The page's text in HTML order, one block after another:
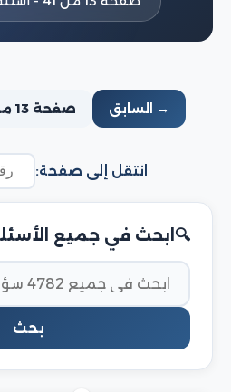
→ السابق صفحة 13 من 41
انتقل إلى صفحة:
ابحث في جميع الأسئلة (4782
بحث